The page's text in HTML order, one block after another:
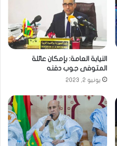
النيابة العامة: بإمكان عائلة
المتوفى جوب دفنه
يونيو 2, 2023